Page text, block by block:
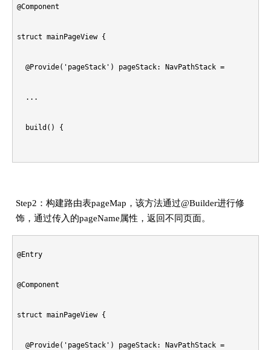
@Component
struct mainPageView {
@Provide('pageStack') pageStack: NavPathStack = new
...
build() {
Step2：构建路由表pageMap，该方法通过@Builder进行修
饰，通过传入的pageName属性，返回不同页面。
@Entry
@Component
struct mainPageView {
@Provide('pageStack') pageStack: NavPathStack = new